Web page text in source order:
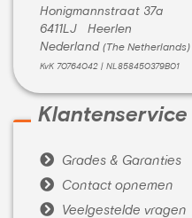
Honigmannstraat 37a
6411LJ Heerlen
Nederland (The Netherlands)
KvK 70764042 | NL858450379B01
Klantenservice
 Grades & Garanties
 Contact opnemen
 Veelgestelde vragen